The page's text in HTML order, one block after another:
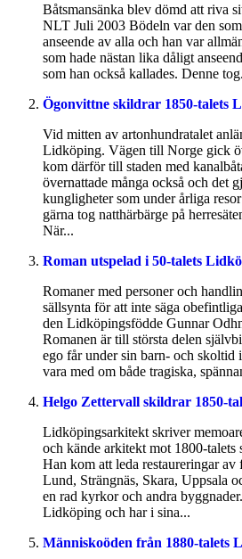
Båtsmansänka blev dömd att riva
NLT Juli 2003 Bödeln var den
anseende av alla och han var
som hade nästan lika dåligt
som han också kallades. Denne
Ögonvittne skildrar 1850-talets
Vid mitten av artonhundratalet
Lidköping. Vägen till Norge gick
kom därför till staden med
övernattade många också och det
kungligheter som under årliga
gärna tog natthärbärge på
När...
Roman utspelad i 50-talets
Romaner med personer och
sällsynta för att inte säga
den Lidköpingsfödde Gunnar
Romanen är till största delen
ego får under sin barn- och
vara med om både tragiska,
Helgo Zettervall skildrar 1850-
Lidköpingsarkitekt skriver
och kände arkitekt mot 1800-
Han kom att leda restaureringar
Lund, Strängnäs, Skara, Uppsala
en rad kyrkor och andra
Lidköping och har i sina...
Människoöden från 1880-talets